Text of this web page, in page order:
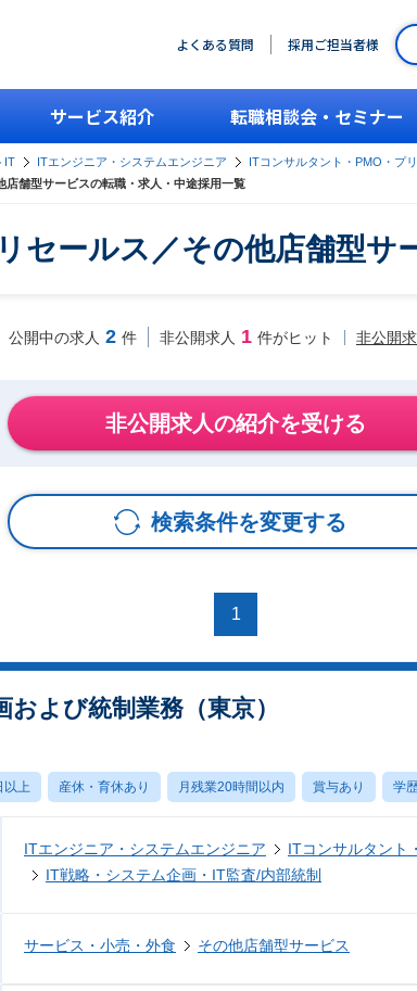
よくある質問 採用ご担当者様
サービス紹介 転職相談会・セミナー
IT ITエンジニア・システムエンジニア ITコンサルタント・PMO・プ
舗型サービスの転職・求人・中途採用一覧
セールス／その他店舗型サ
公開中の求人 2 件 非公開求人 1 件がヒット 非公開
非公開求人の紹介を受ける
検索条件を変更する
1
よび統制業務（東京）
以上 産休・育休あり 月残業20時間以内 賞与あり 学
ITエンジニア・システムエンジニア
ITコンサルタント
IT戦略・システム企画・IT監査/内部統制
サービス・小売・外食 その他店舗型サービス